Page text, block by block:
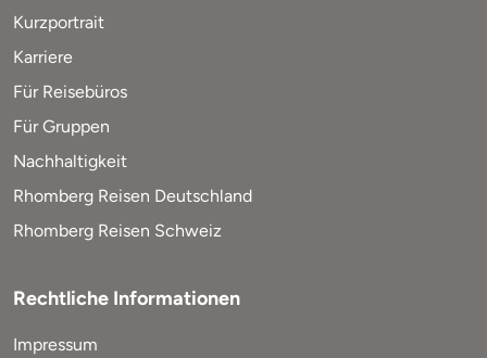
Kurzportrait
Karriere
Für Reisebüros
Für Gruppen
Nachhaltigkeit
Rhomberg Reisen Deutschland
Rhomberg Reisen Schweiz
Rechtliche Informationen
Impressum